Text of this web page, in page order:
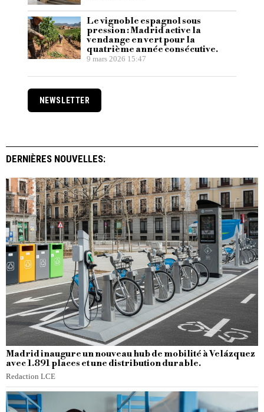
Le vignoble espagnol sous
pression : Madrid active la
vendange en vert pour la
quatrième année consécutive.
9 mars 2026 15:47
NEWSLETTER
DERNIÈRES NOUVELLES:
Madrid inaugure un nouveau hub de mobilité à Velázquez
avec 1.891 places et une distribution durable.
Redaction LCE